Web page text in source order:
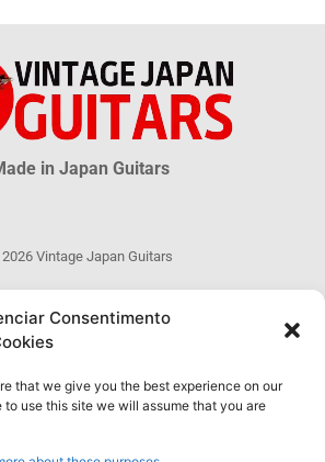
Consentimento
that we give you the best experience on our
use this site we will assume that you are
in Japan Guitars
Vintage Japan Guitars
fonte informativa. Muitas informações sobre as
muito mais são desconhecidas. As
ser utilizadas como prova de autenticidade